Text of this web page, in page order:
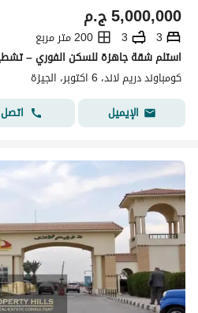
ج.م5,000,000
3
3
200 متر مربع
كومباوند دريم لاند، 6 اكتوبر، الجيزة
الإيميل
اتصل